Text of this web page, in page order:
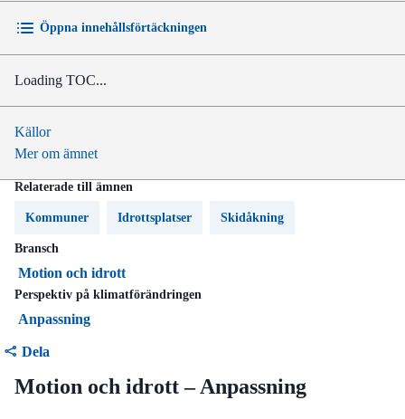
Öppna innehållsförtäckningen
Loading TOC...
Källor
Mer om ämnet
Relaterade till ämnen
Kommuner Idrottsplatser Skidåkning
Bransch
Motion och idrott
Perspektiv på klimatförändringen
Anpassning
Dela
Motion och idrott – Anpassning